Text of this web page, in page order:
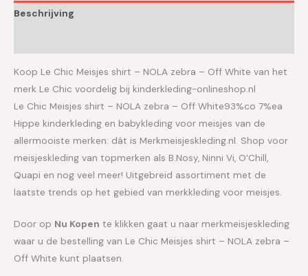
Beschrijving
Koop Le Chic Meisjes shirt – NOLA zebra – Off White van het
merk Le Chic voordelig bij kinderkleding-onlineshop.nl
Le Chic Meisjes shirt – NOLA zebra – Off White93%co 7%ea
Hippe kinderkleding en babykleding voor meisjes van de
allermooiste merken: dát is Merkmeisjeskleding.nl. Shop voor
meisjeskleding van topmerken als B.Nosy, Ninni Vi, O’Chill,
Quapi en nog veel meer! Uitgebreid assortiment met de
laatste trends op het gebied van merkkleding voor meisjes.
Door op Nu Kopen te klikken gaat u naar merkmeisjeskleding
waar u de bestelling van Le Chic Meisjes shirt – NOLA zebra –
Off White kunt plaatsen.